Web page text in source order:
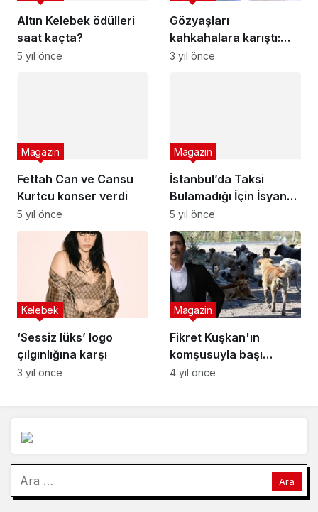
Gözyaşları
kahkahalara karıştı:
Yılın düğününe bir
3 yıl önce
5 yıl önce
İstanbul’da Taksi
Bulamadığı İçin İsyan
Eden Berrak
Tüzünataç’a
Belediyeden Yanıt
Gecikmedi
Magazin
5 yıl önce
‘Sessiz lüks’ logo
çılgınlığına karşı
Kelebek
3 yıl önce
Fikret Kuşkan'ın
komşusuyla başı
dertte!
Magazin
4 yıl önce
Arama: